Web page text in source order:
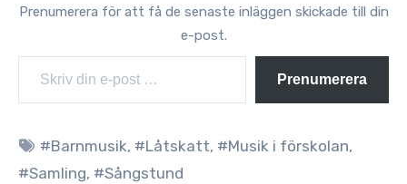
Prenumerera för att få de senaste inläggen skickade till din
e-post.
Skriv din e-post …
Prenumerera
#Barnmusik, #Låtskatt, #Musik i förskolan,
#Samling, #Sångstund